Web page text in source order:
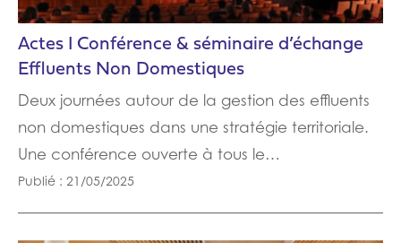
Actes I Conférence & séminaire d’échange
Effluents Non Domestiques
Deux journées autour de la gestion des effluents
non domestiques dans une stratégie territoriale.
Une conférence ouverte à tous le…
Publié : 21/05/2025